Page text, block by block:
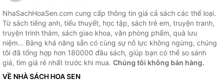
NhaSachHoaSen.com cung cấp thông tin giá cả sách các thể loại.
Từ sách tiếng anh, tiểu thuyết, học tập, sách trẻ em, truyện tranh,
truyện trinh thám, sách giao khoa, văn phòng phẩm, quà lưu
niệm... Bằng khả năng sẵn có cùng sự nỗ lực không ngừng, chúng
tôi đã tổng hợp hơn 180000 đầu sách, giúp bạn có thể so sánh
giá, tìm giá rẻ nhất trước khi mua. Chúng tôi không bán hàng.
VỀ NHÀ SÁCH HOA SEN